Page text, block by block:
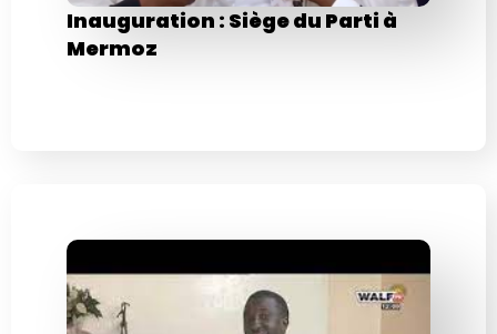
Inauguration : Siège du Parti à
Mermoz